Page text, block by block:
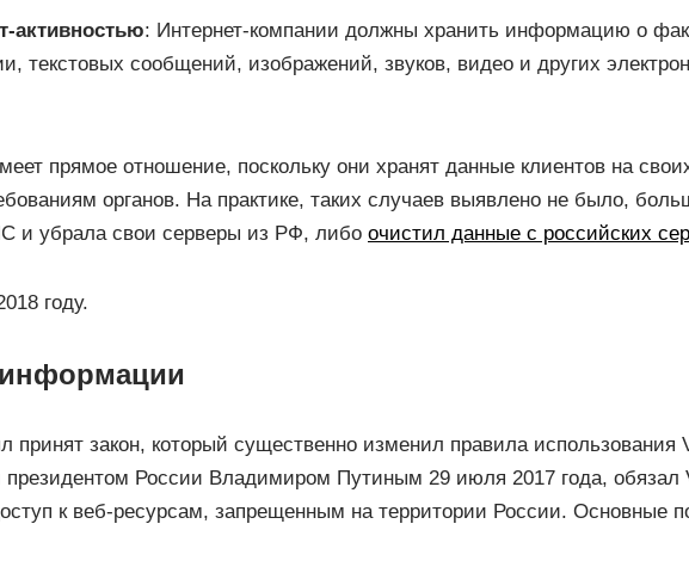
активностью: Интернет-компании должны хранить информацию о
текстовых сообщений, изображений, звуков, видео и других
прямое отношение, поскольку они хранят данные клиентов на
органов. На практике, таких случаев выявлено не было,
и убрала свои серверы из РФ, либо очистил данные с российских
году.
принят закон, который существенно изменил правила использования
России Владимиром Путиным 29 июля 2017 года, обязал
к веб-ресурсам, запрещенным на территории России. Основные